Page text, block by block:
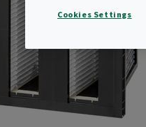
Cookies Settings